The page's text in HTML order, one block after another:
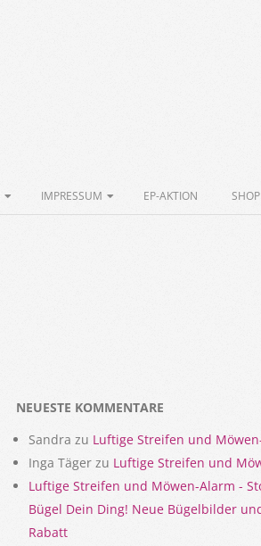
IMPRESSUM EP-AKTION SHOP
NEUESTE KOMMENTARE
Sandra zu Luftige Streifen und
Inga Täger zu Luftige Streifen und
Luftige Streifen und Möwen-Alarm -
Bügel Dein Ding! Neue Bügelbilder
Rabatt